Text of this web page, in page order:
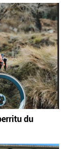
eta
teknologia hori
Gehiago
du